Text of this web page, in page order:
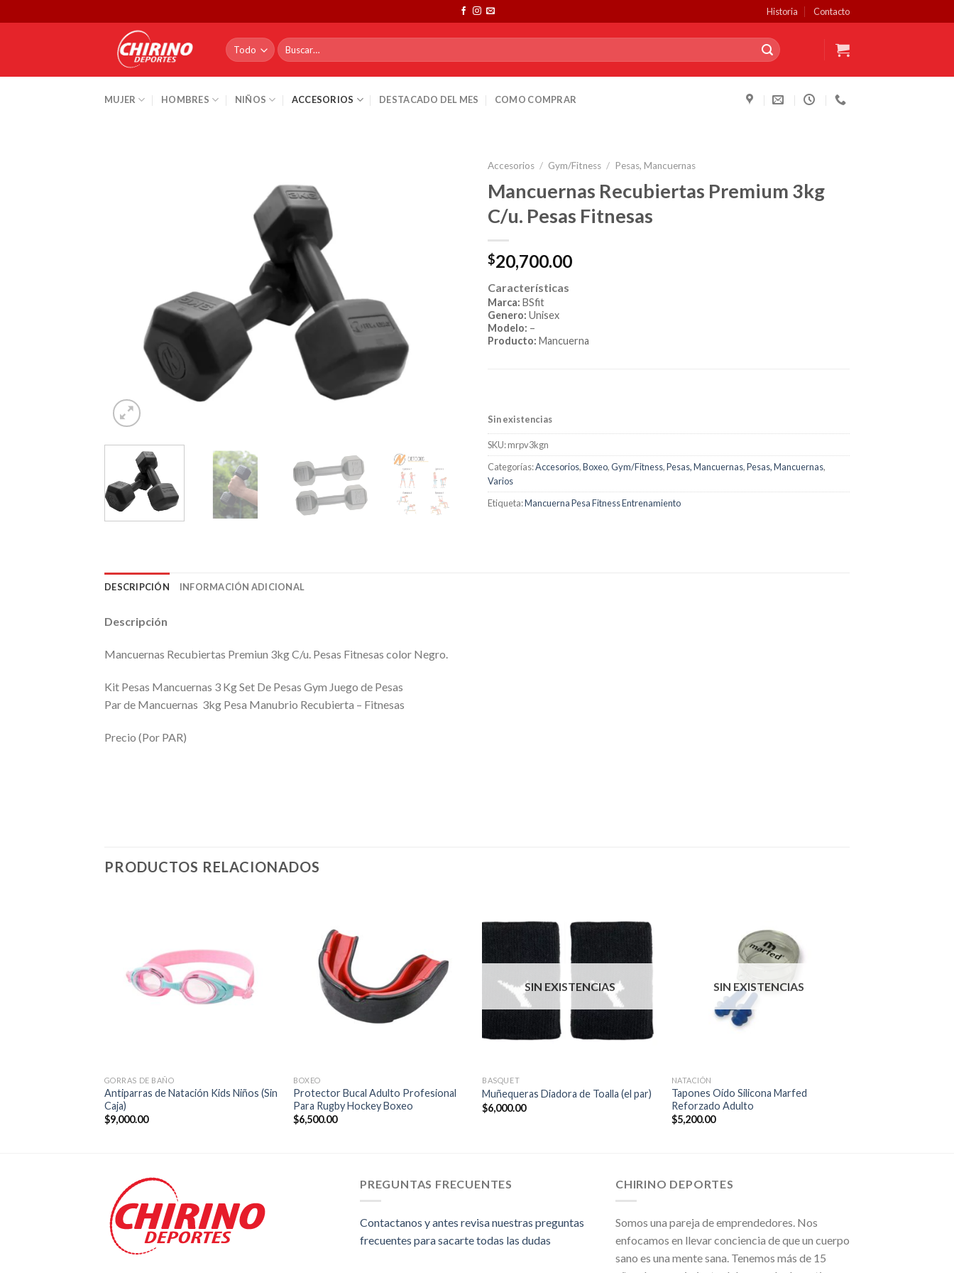
to
Historia Contacto
Buscar
por:
MUJER HOMBRES NIÑOS ACCESORIOS DESTACADO DEL MES COMO COMPRAR
Accesorios / Gym/Fitness / Pesas, Mancuernas
Mancuernas Recubiertas Premium 3kg
C/u. Pesas Fitnesas
$20,700.00
Características
Marca: BSfit
Genero: Unisex
Modelo: –
Producto: Mancuerna
Sin existencias
SKU:mrpv3kgn
Categorías:Accesorios,Boxeo,Gym/Fitness,Pesas, Mancuernas,Pesas, Mancuernas,
Varios
Etiqueta:Mancuerna Pesa Fitness Entrenamiento
DESCRIPCIÓN INFORMACIÓN ADICIONAL
Descripción
Mancuernas Recubiertas Premiun 3kg C/u. Pesas Fitnesas color Negro.
Kit Pesas Mancuernas 3 Kg Set De Pesas Gym Juego de Pesas
Par de Mancuernas 3kg Pesa Manubrio Recubierta – Fitnesas
Precio (Por PAR)
PRODUCTOS RELACIONADOS
GORRAS DE BAÑO
Antiparras de Natación Kids Niños (Sin
Caja)
$9,000.00
BOXEO
Protector Bucal Adulto Profesional
Para Rugby Hockey Boxeo
$6,500.00
SIN EXISTENCIAS
BASQUET
Muñequeras Diadora de Toalla (el par)
$6,000.00
SIN EXISTENCIAS
NATACIÓN
Tapones Oído Silicona Marfed
Reforzado Adulto
$5,200.00
PREGUNTAS FRECUENTES
Contactanos y antes revisa nuestras preguntas
frecuentes para sacarte todas las dudas
CHIRINO DEPORTES
Somos una pareja de emprendedores. Nos
enfocamos en llevar conciencia de que un cuerpo
sano es una mente sana. Tenemos más de 15